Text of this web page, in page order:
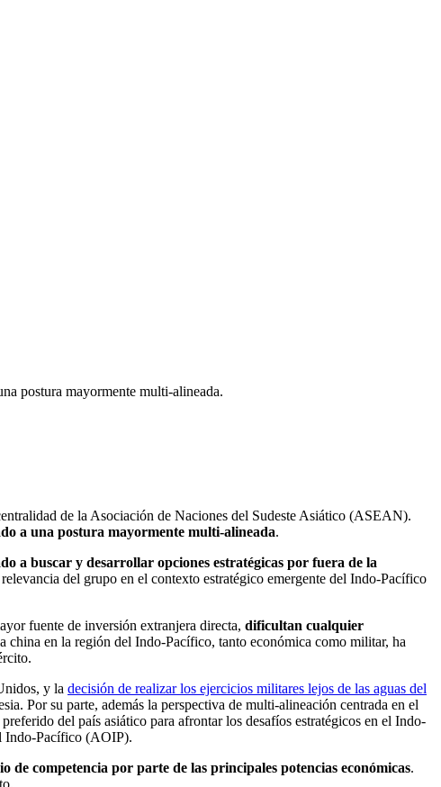
postura mayormente multi-alineada.
de la Asociación de Naciones del Sudeste Asiático (ASEAN).
a una postura mayormente multi-alineada.
a buscar y desarrollar opciones estratégicas por fuera de la
del grupo en el contexto estratégico emergente del Indo-Pacífico
fuente de inversión extranjera directa, dificultan cualquier
china en la región del Indo-Pacífico, tanto económica como militar, ha
y la decisión de realizar los ejercicios militares lejos de las aguas del
Por su parte, además la perspectiva de multi-alineación centrada en el
del país asiático para afrontar los desafíos estratégicos en el Indo-
Indo-Pacífico (AOIP).
competencia por parte de las principales potencias económicas.